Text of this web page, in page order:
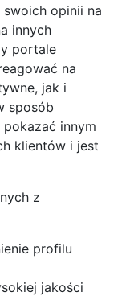
opinii na
innych
portale
na
jak i
sposób
innym
klientów i jest
z
profilu
jakości